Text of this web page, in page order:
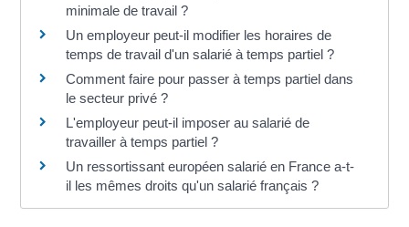
minimale de travail ?
Un employeur peut-il modifier les horaires de
temps de travail d'un salarié à temps partiel ?
Comment faire pour passer à temps partiel dans
le secteur privé ?
L'employeur peut-il imposer au salarié de
travailler à temps partiel ?
Un ressortissant européen salarié en France a-t-
il les mêmes droits qu'un salarié français ?